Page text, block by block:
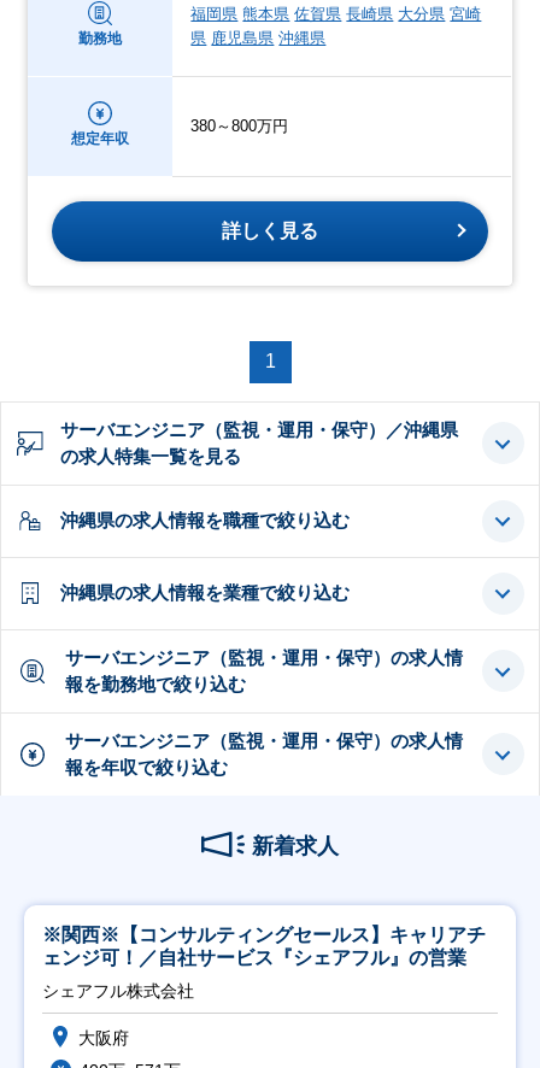
勤務地
福岡県 熊本県 佐賀県 長崎県 大分県 宮崎
県 鹿児島県 沖縄県
想定年収
380～800万円
詳しく見る
1
サーバエンジニア（監視・運用・保守）／沖縄県
の求人特集一覧を見る
沖縄県の求人情報を職種で絞り込む
沖縄県の求人情報を業種で絞り込む
サーバエンジニア（監視・運用・保守）の求人情
報を勤務地で絞り込む
サーバエンジニア（監視・運用・保守）の求人情
報を年収で絞り込む
新着求人
※関西※【コンサルティングセールス】キャリアチ
ェンジ可！／自社サービス『シェアフル』の営業
シェアフル株式会社
大阪府